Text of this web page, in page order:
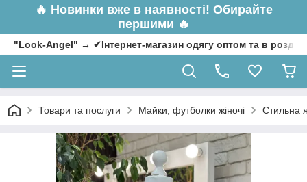
🔥 Новинки вже в наявності! Обирайте
першими 🔥
"Look-Angel" → ✔Інтернет-магазин одягу оптом та в
Товари та послуги Майки, футболки жіночі Стильна